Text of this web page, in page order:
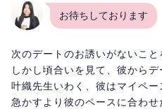
お待ちしております
次のデートのお誘いがないこと
しかし頃合いを見て、彼から
叶織先生いわく、彼はマイペー
急かすより彼のペースに合わ